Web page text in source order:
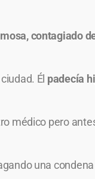
contagiado
Él padecía
médico pero
una